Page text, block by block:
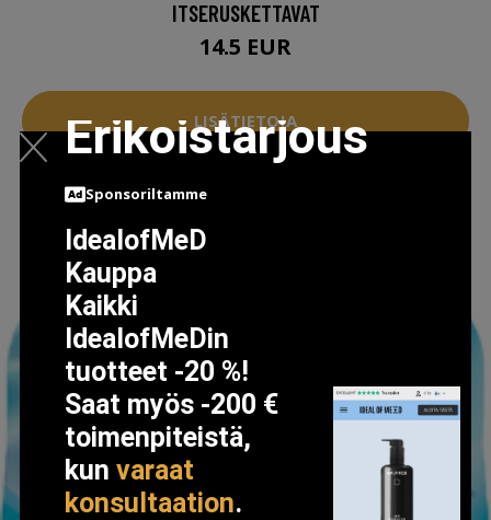
ITSERUSKETTAVAT
14.5 EUR
LISÄTIETOJA
Erikoistarjous
Sponsoriltamme
IdealofMeD
Kauppa
Kaikki
IdealofMeDin
tuotteet -20 %!
Saat myös -200 €
toimenpiteistä,
kunvaraat
konsultaation.